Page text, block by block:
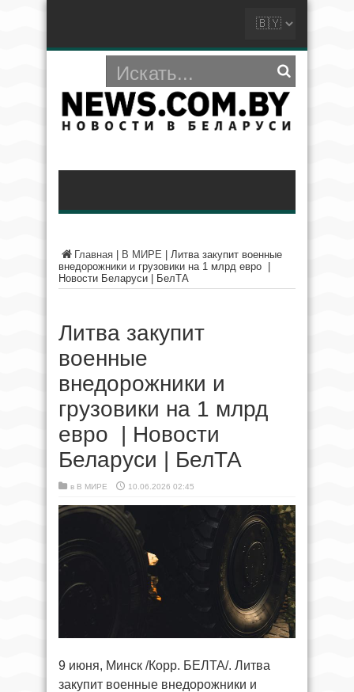
Главная В МИРЕ
Литва закупит военные
внедорожники и грузовики на 1 млрд евро |
Новости Беларуси | БелТА
Литва закупит
военные
внедорожники и
грузовики на 1 млрд
евро | Новости
Беларуси | БелТА
в В МИРЕ 10.06.2026 02:45
9 июня, Минск /Корр. БЕЛТА/. Литва
закупит военные внедорожники и